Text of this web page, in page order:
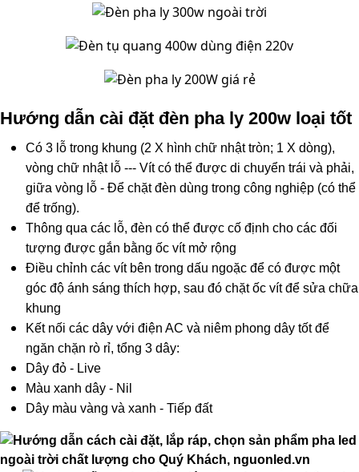
Hướng dẫn cài đặt đèn pha ly 200w loại tốt
Có 3 lỗ trong khung (2 X hình chữ nhật tròn; 1 X dòng),
vòng chữ nhật lỗ --- Vít có thể được di chuyển trái và phải,
giữa vòng lỗ - Để chặt đèn dùng trong công nghiệp (có thể
để trống).
Thông qua các lỗ, đèn có thể được cố định cho các đối
tượng được gắn bằng ốc vít mở rộng
Điều chỉnh các vít bên trong dấu ngoặc để có được một
góc độ ánh sáng thích hợp, sau đó chặt ốc vít để sửa chữa
khung
Kết nối các dây với điện AC và niêm phong dây tốt để
ngăn chặn rò rỉ, tổng 3 dây:
Dây đỏ - Live
Màu xanh dây - Nil
Dây màu vàng và xanh - Tiếp đất